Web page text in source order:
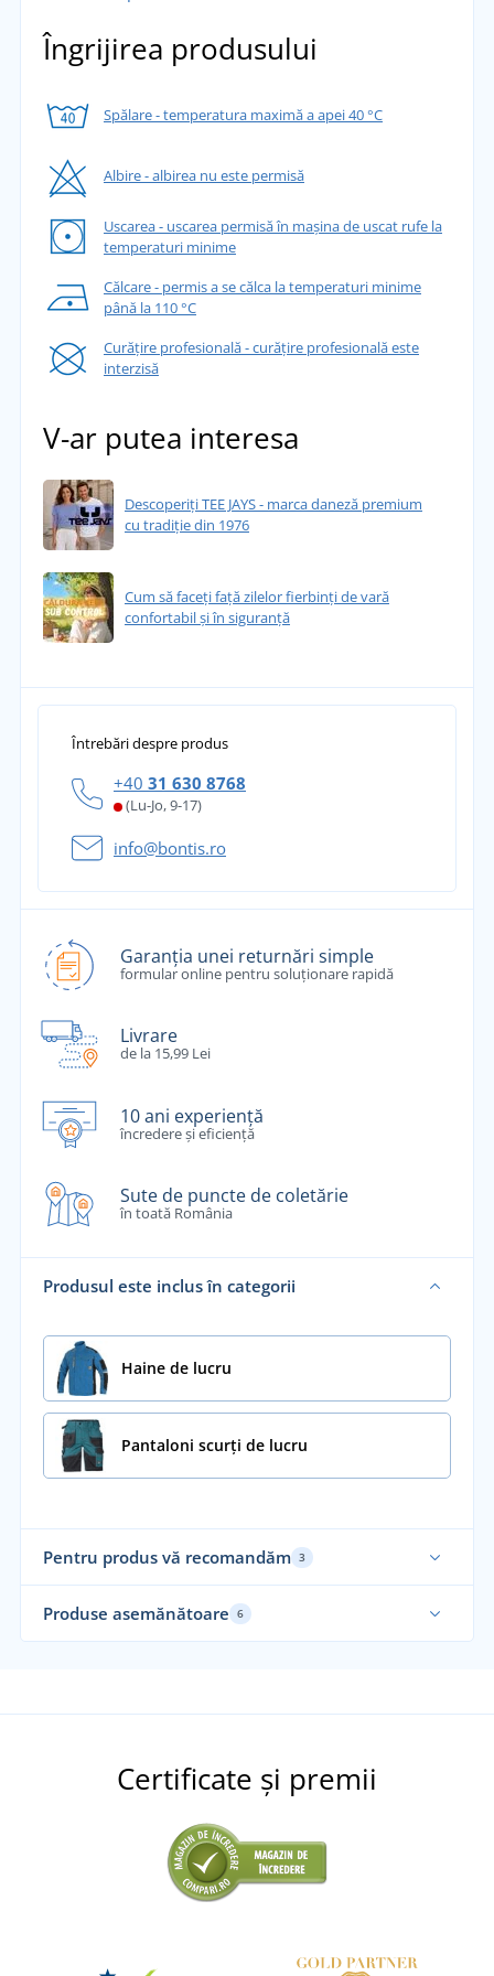
Îngrijirea produsului
Spălare - temperatura maximă a apei 40 °C
Albire - albirea nu este permisă
Uscarea - uscarea permisă în mașina de uscat rufe la
temperaturi minime
Călcare - permis a se călca la temperaturi minime
până la 110 °C
Curățire profesională - curățire profesională este
interzisă
V-ar putea interesa
Descoperiți TEE JAYS - marca daneză premium
cu tradiție din 1976
Cum să faceți față zilelor fierbinți de vară
confortabil și în siguranță
Întrebări despre produs
+40 31 630 8768
(Lu-Jo, 9-17)
info@bontis.ro
Garanția unei returnări simple
formular online pentru soluționare rapidă
Livrare
de la 15,99 Lei
10 ani experiență
încredere și eficiență
Sute de puncte de coletărie
în toată România
Produsul este inclus în categorii
Haine de lucru
Pantaloni scurți de lucru
Pentru produs vă recomandăm 3
Produse asemănătoare 6
Certificate și premii